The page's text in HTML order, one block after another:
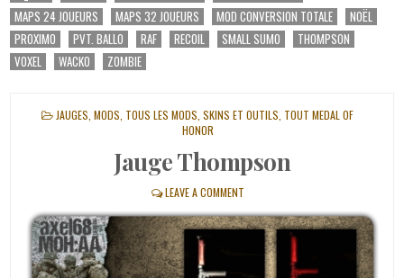
MAPS 24 JOUEURS
MAPS 32 JOUEURS MOD CONVERSION TOTALE
NOËL
PROXIMO
PVT. BALLO RAF RECOIL SMALL SUMO
THOMPSON
VOXEL
WACKO ZOMBIE
POSTED
JAUGES MODS TOUS LES MODS, SKINS ET OUTILS TOUT MEDAL OF
HONOR
Jauge Thompson
LEAVE A COMMENT